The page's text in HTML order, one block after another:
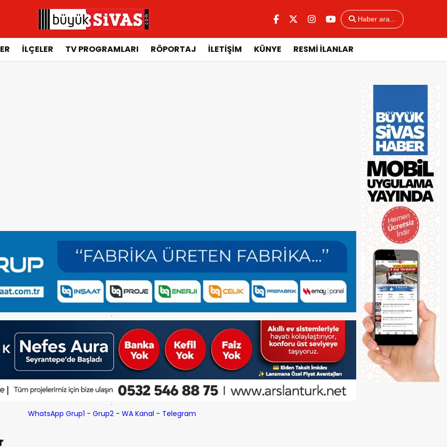
Haber ara...
İLÇELER TV PROGRAMLARI RÖPORTAJ İLETİŞİM KÜNYE RESMİ İLANLAR
WhatsApp Grup1 - Grup2- WA Kanal - Telegram